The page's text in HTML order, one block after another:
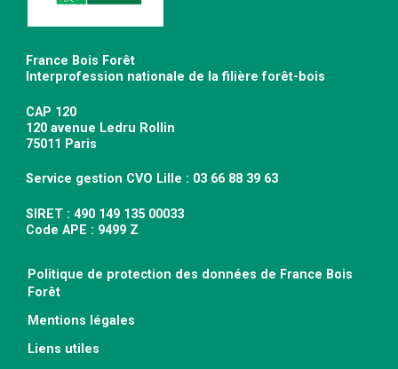
France Bois Forêt
Interprofession nationale de la filière forêt-bois
CAP 120
120 avenue Ledru Rollin
75011 Paris
Service gestion CVO Lille : 03 66 88 39 63
SIRET : 490 149 135 00033
Code APE : 9499 Z
Politique de protection des données de France Bois
Forêt
Mentions légales
Liens utiles